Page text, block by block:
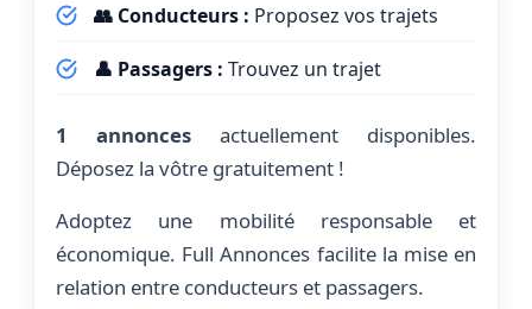
👥 Conducteurs : Proposez vos trajets
👤 Passagers : Trouvez un trajet
1 annonces actuellement disponibles.
Déposez la vôtre gratuitement !
Adoptez une mobilité responsable et
économique. Full Annonces facilite la mise en
relation entre conducteurs et passagers.